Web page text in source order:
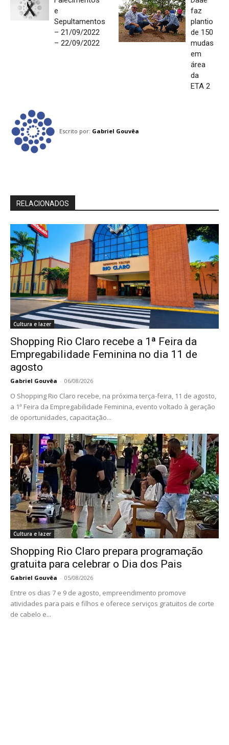
e
Sepultamentos
– 21/09/2022
– 22/09/2022
faz
plantio
de 150
mudas
em
área
da
ETA 2
Escrito por: Gabriel Gouvêa
RELACIONADOS
Cultura e lazer
Shopping Rio Claro recebe a 1ª Feira da
Empregabilidade Feminina no dia 11 de
agosto
Gabriel Gouvêa - 06/08/2026
O Shopping Rio Claro recebe, na próxima terça-feira, 11 de agosto,
a 1ª Feira da Empregabilidade Feminina, evento voltado à geração
de oportunidades, capacitação...
Cultura e lazer
Shopping Rio Claro prepara programação
gratuita para celebrar o Dia dos Pais
Gabriel Gouvêa - 05/08/2026
Entre os dias 7 e 9 de agosto, empreendimento promove
atividades para pais e filhos e oferece serviços gratuitos de corte
de cabelo e...